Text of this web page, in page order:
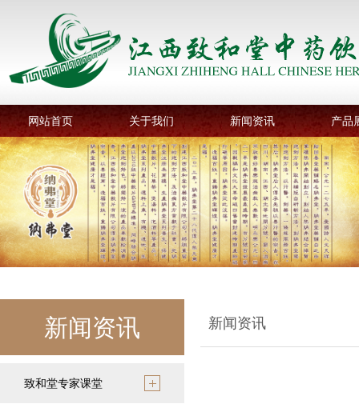
网站首页 关于我们 新闻资讯 产品
新闻资讯
致和堂专家课堂
新闻资讯